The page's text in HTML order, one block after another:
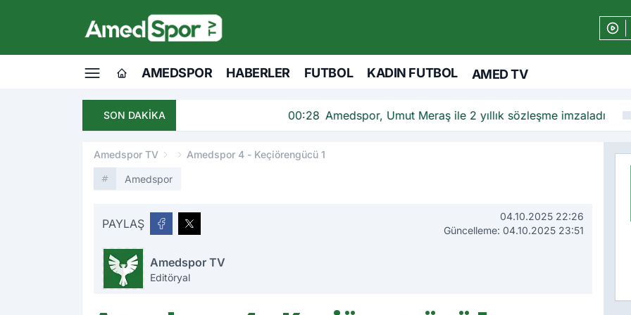
AMEDSPOR HABERLER FUTBOL KADIN FUTBOL AMED TV
SON DAKİKA Amedspor, Umut Meraş ile 2 yıllık sözleşme imzaladı
Amedspor TV Amedspor 4 - Keçiörengücü 1
Amedspor
PAYLAŞ
04.10.2025 22:26
Güncelleme: 04.10.2025 23:51
Amedspor TV
Editöryal